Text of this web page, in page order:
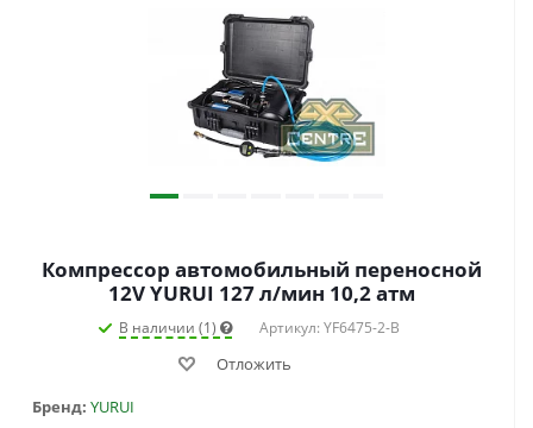
Компрессор автомобильный переносной
12V YURUI 127 л/мин 10,2 атм
В наличии (1) Артикул: YF6475-2-B
Отложить
Бренд: YURUI